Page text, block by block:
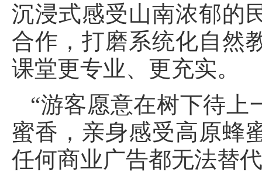
沉浸式感受山南浓郁的
合作，打磨系统化自然
课堂更专业、更充实。
“游客愿意在树下待上
蜜香，亲身感受高原蜂
任何商业广告都无法替